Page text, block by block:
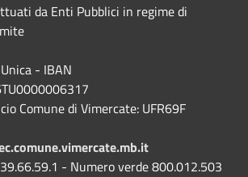
da Enti Pubblici in regime di
- IBAN
Comune di Vimercate: UFR69F
- Numero verde 800.012.503